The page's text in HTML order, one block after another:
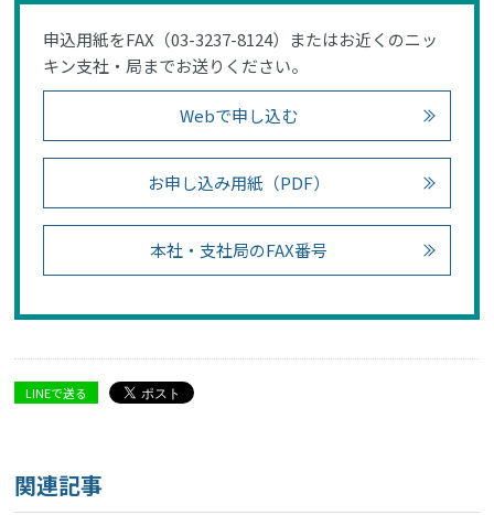
申込用紙をFAX（03-3237-8124）またはお近くのニッ
キン支社・局までお送りください。
Webで申し込む
お申し込み用紙（PDF）
本社・支社局のFAX番号
LINEで送る
関連記事